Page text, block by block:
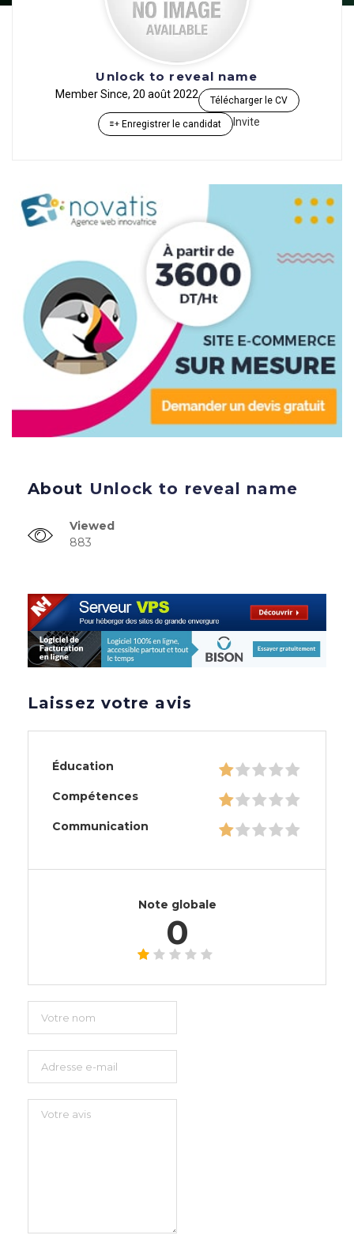
Unlock to reveal name
Member Since, 20 août 2022 Télécharger le CV
Enregistrer le candidat Invite
About Unlock to reveal name
Viewed
883
Laissez votre avis
Éducation
Compétences
Communication
Note globale
0